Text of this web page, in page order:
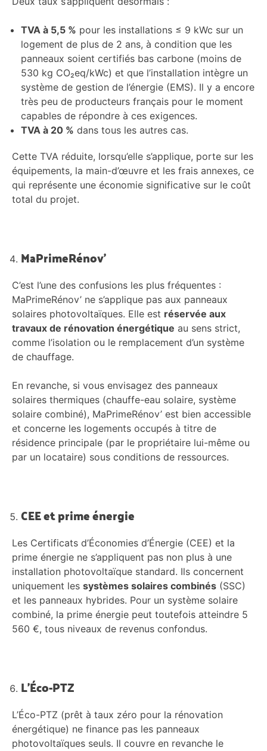
TVA à 5,5 % pour les installations ≤ 9 kWc sur un
logement de plus de 2 ans, à condition que les
panneaux soient certifiés bas carbone (moins de
530 kg CO₂eq/kWc) et que l’installation intègre un
système de gestion de l’énergie (EMS). Il y a encore
très peu de producteurs français pour le moment
capables de répondre à ces exigences.
TVA à 20 % dans tous les autres cas.
Cette TVA réduite, lorsqu’elle s’applique, porte sur les
équipements, la main-d’œuvre et les frais annexes, ce
qui représente une économie significative sur le coût
total du projet.
MaPrimeRénov’
C’est l’une des confusions les plus fréquentes :
MaPrimeRénov’ ne s’applique pas aux panneaux
solaires photovoltaïques. Elle est réservée aux
travaux de rénovation énergétique au sens strict,
comme l’isolation ou le remplacement d’un système
de chauffage.
En revanche, si vous envisagez des panneaux
solaires thermiques (chauffe-eau solaire, système
solaire combiné), MaPrimeRénov’ est bien accessible
et concerne les logements occupés à titre de
résidence principale (par le propriétaire lui-même ou
par un locataire) sous conditions de ressources.
CEE et prime énergie
Les Certificats d’Économies d’Énergie (CEE) et la
prime énergie ne s’appliquent pas non plus à une
installation photovoltaïque standard. Ils concernent
uniquement les systèmes solaires combinés (SSC)
et les panneaux hybrides. Pour un système solaire
combiné, la prime énergie peut toutefois atteindre 5
560 €, tous niveaux de revenus confondus.
L’Éco-PTZ
L’Éco-PTZ (prêt à taux zéro pour la rénovation
énergétique) ne finance pas les panneaux
photovoltaïques seuls. Il couvre en revanche le